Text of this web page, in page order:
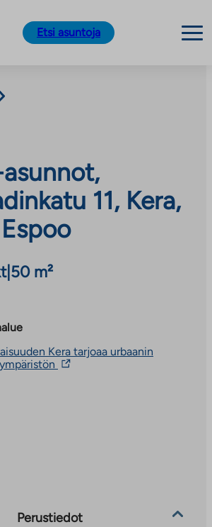
Etsi asuntoja
11, Kera,
| 50 m²
Kera tarjoaa urbaanin
Linkki
Perustiedot